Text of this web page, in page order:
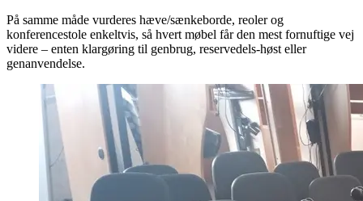
På samme måde vurderes hæve/sænkeborde, reoler og
konferencestole enkeltvis, så hvert møbel får den mest fornuftige vej
videre – enten klargøring til genbrug, reservedels-høst eller
genanvendelse.